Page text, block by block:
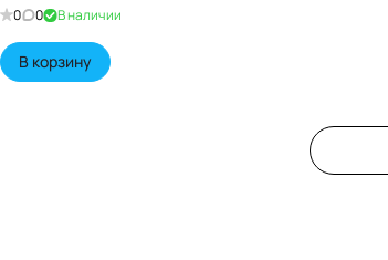
0 0 В наличии
В корзину